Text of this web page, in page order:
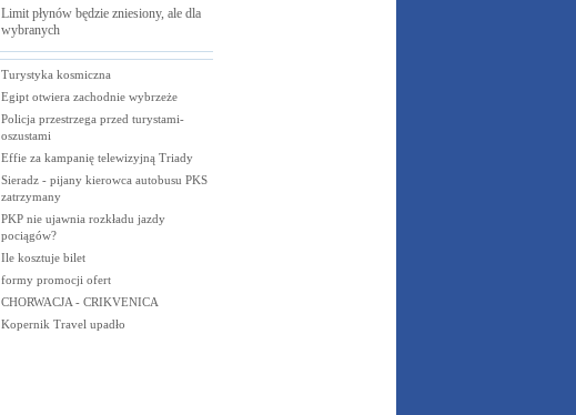
Limit płynów będzie zniesiony, ale dla
wybranych
Turystyka kosmiczna
Egipt otwiera zachodnie wybrzeże
Policja przestrzega przed turystami-
oszustami
Effie za kampanię telewizyjną Triady
Sieradz - pijany kierowca autobusu PKS
zatrzymany
PKP nie ujawnia rozkładu jazdy
pociągów?
Ile kosztuje bilet
formy promocji ofert
CHORWACJA - CRIKVENICA
Kopernik Travel upadło